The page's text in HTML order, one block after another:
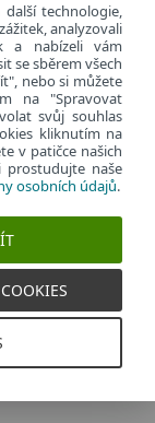
sdělit nebo
49
technologie,
analyzovali
a nabízeli vám
se sběrem všech
nebo si můžete
na "Spravovat
svůj souhlas
kliknutím na
v patičce našich
prostudujte naše
osobních údajů.